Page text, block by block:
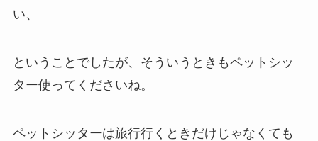
い、
ということでしたが、そういうときもペットシッ
ター使ってくださいね。
ペットシッターは旅行行くときだけじゃなくても